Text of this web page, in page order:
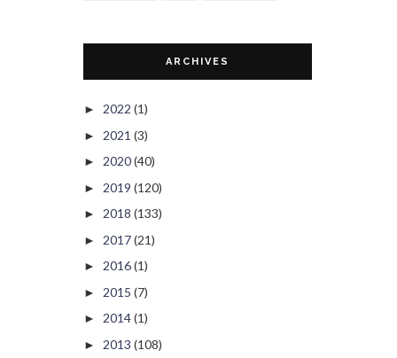
ARCHIVES
► 2022 (1)
► 2021 (3)
► 2020(40)
► 2019 (120)
► 2018 (133)
► 2017(21)
► 2016(1)
► 2015 (7)
► 2014(1)
► 2013 (108)